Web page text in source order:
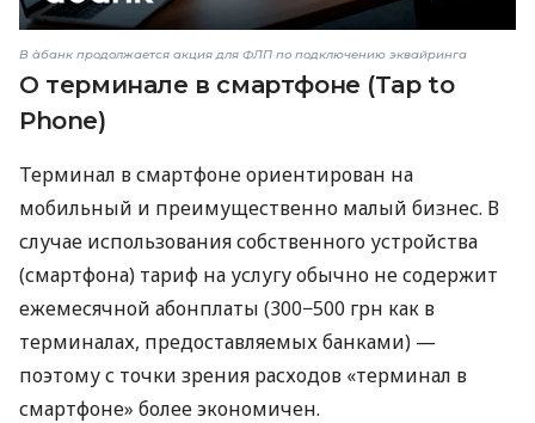
В àбанк продолжается акция для ФЛП по подключению эквайринга
О терминале в смартфоне (Tap to
Phone)
Терминал в смартфоне ориентирован на
мобильный и преимущественно малый бизнес. В
случае использования собственного устройства
(смартфона) тариф на услугу обычно не содержит
ежемесячной абонплаты (300−500 грн как в
терминалах, предоставляемых банками) —
поэтому с точки зрения расходов «терминал в
смартфоне» более экономичен.